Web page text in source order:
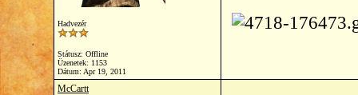
Hadvezér
Státusz: Offline
Üzenetek: 1153
Dátum: Apr 19, 2011
McCartt